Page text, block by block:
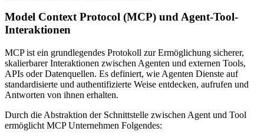
Model Context Protocol (MCP) und Agent-Tool-
Interaktionen
MCP ist ein grundlegendes Protokoll zur Ermöglichung sicherer,
skalierbarer Interaktionen zwischen Agenten und externen Tools,
APIs oder Datenquellen. Es definiert, wie Agenten Dienste auf
standardisierte und authentifizierte Weise entdecken, aufrufen und
Antworten von ihnen erhalten.
Durch die Abstraktion der Schnittstelle zwischen Agent und Tool
ermöglicht MCP Unternehmen Folgendes: